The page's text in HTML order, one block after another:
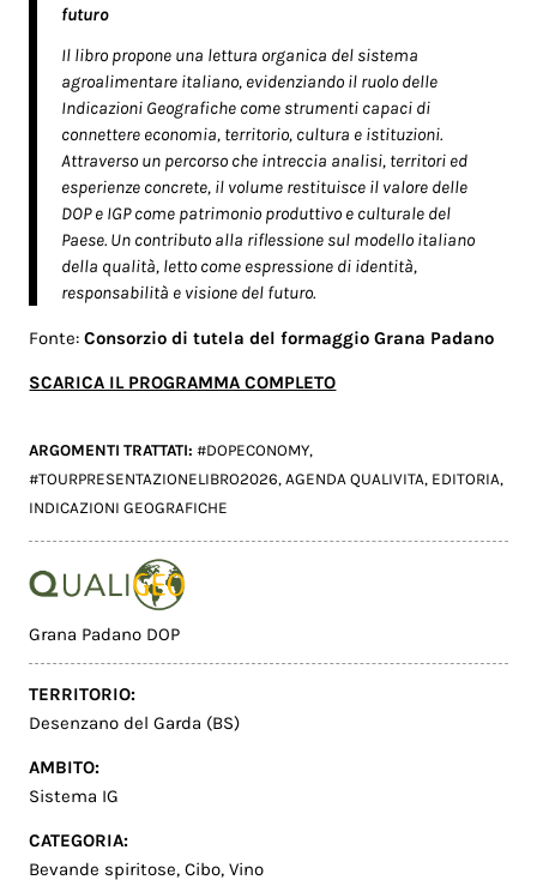
futuro
Il libro propone una lettura organica del sistema
agroalimentare italiano, evidenziando il ruolo delle
Indicazioni Geografiche come strumenti capaci di
connettere economia, territorio, cultura e istituzioni.
Attraverso un percorso che intreccia analisi, territori ed
esperienze concrete, il volume restituisce il valore delle
DOP e IGP come patrimonio produttivo e culturale del
Paese. Un contributo alla riflessione sul modello italiano
della qualità, letto come espressione di identità,
responsabilità e visione del futuro.
Fonte:Consorzio di tutela del formaggio Grana Padano
SCARICA IL PROGRAMMA COMPLETO
ARGOMENTI TRATTATI:#DOPECONOMY,
#TOURPRESENTAZIONELIBRO2026,AGENDA QUALIVITA, EDITORIA,
INDICAZIONI GEOGRAFICHE
Grana Padano DOP
TERRITORIO:
Desenzano del Garda (BS)
AMBITO:
Sistema IG
CATEGORIA:
Bevande spiritose,Cibo,Vino